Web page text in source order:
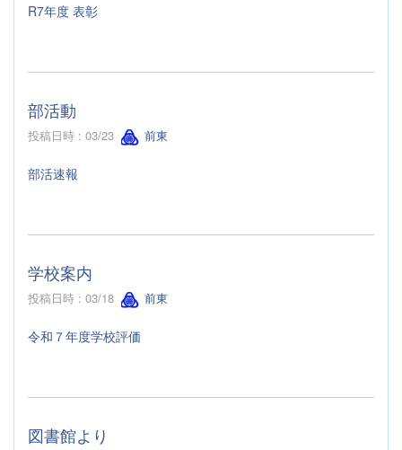
R7年度 表彰
部活動
投稿日時 : 03/23 前東
部活速報
学校案内
投稿日時 : 03/18 前東
令和７年度学校評価
図書館より